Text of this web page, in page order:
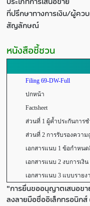
ที่ปรึกษาทางการเงิน/ผู้คว
สัญลักษณ์
หนังสือชี้ชวน
Filing 69-DW-Full
ปกหน้า
Factsheet
ส่วนที่ 1 ผู้ค้ำประกันการชำ
ส่วนที่ 2 การรับรองความ
เอกสารแนบ 1 ข้อกำหนดสิ
เอกสารแนบ 2 งบการเงิน
เอกสารแนบ 3 แบบรายงา
"การยื่นขออนุญาตเสนอขา
ลงลายมือชื่ออิเล็กทรอนิกส์